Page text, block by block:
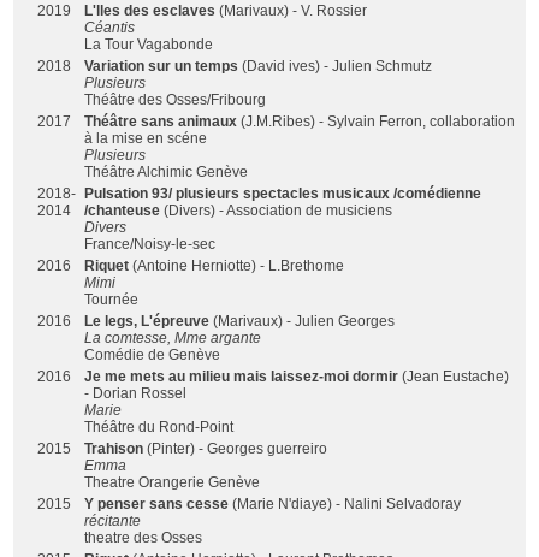
2019
L'lles des esclaves (Marivaux) - V. Rossier
Céantis
La Tour Vagabonde
2018
Variation sur un temps (David ives) - Julien Schmutz
Plusieurs
Théâtre des Osses/Fribourg
2017
Théâtre sans animaux (J.M.Ribes) - Sylvain Ferron, collaboration
à la mise en scéne
Plusieurs
Théâtre Alchimic Genève
2018-
2014
Pulsation 93/ plusieurs spectacles musicaux /comédienne
/chanteuse (Divers) - Association de musiciens
Divers
France/Noisy-le-sec
2016
Riquet (Antoine Herniotte) - L.Brethome
Mimi
Tournée
2016
Le legs, L'épreuve (Marivaux) - Julien Georges
La comtesse, Mme argante
Comédie de Genève
2016
Je me mets au milieu mais laissez-moi dormir (Jean Eustache)
- Dorian Rossel
Marie
Théâtre du Rond-Point
2015
Trahison (Pinter) - Georges guerreiro
Emma
Theatre Orangerie Genève
2015
Y penser sans cesse (Marie N'diaye) - Nalini Selvadoray
récitante
theatre des Osses